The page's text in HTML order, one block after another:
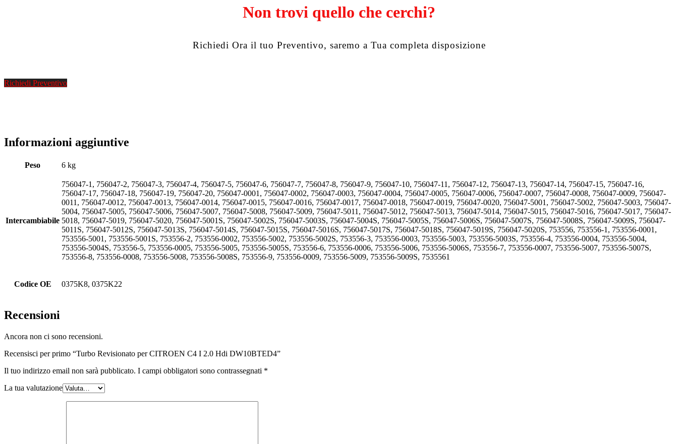
Non trovi quello che cerchi?
Richiedi Ora il tuo Preventivo, saremo a Tua completa disposizione
Richiedi Preventivo
Informazioni aggiuntive
Peso 6 kg
Intercambiabile
756047-1, 756047-2, 756047-3, 756047-4, 756047-5, 756047-6, 756047-7, 756047-8, 756047-9, 756047-10, 756047-11, 756047-12, 756047-13, 756047-14, 756047-15, 756047-16,
756047-17, 756047-18, 756047-19, 756047-20, 756047-0001, 756047-0002, 756047-0003, 756047-0004, 756047-0005, 756047-0006, 756047-0007, 756047-0008, 756047-0009, 756047-
0011, 756047-0012, 756047-0013, 756047-0014, 756047-0015, 756047-0016, 756047-0017, 756047-0018, 756047-0019, 756047-0020, 756047-5001, 756047-5002, 756047-5003, 756047-
5004, 756047-5005, 756047-5006, 756047-5007, 756047-5008, 756047-5009, 756047-5011, 756047-5012, 756047-5013, 756047-5014, 756047-5015, 756047-5016, 756047-5017, 756047-
5018, 756047-5019, 756047-5020, 756047-5001S, 756047-5002S, 756047-5003S, 756047-5004S, 756047-5005S, 756047-5006S, 756047-5007S, 756047-5008S, 756047-5009S, 756047-
5011S, 756047-5012S, 756047-5013S, 756047-5014S, 756047-5015S, 756047-5016S, 756047-5017S, 756047-5018S, 756047-5019S, 756047-5020S, 753556, 753556-1, 753556-0001,
753556-5001, 753556-5001S, 753556-2, 753556-0002, 753556-5002, 753556-5002S, 753556-3, 753556-0003, 753556-5003, 753556-5003S, 753556-4, 753556-0004, 753556-5004,
753556-5004S, 753556-5, 753556-0005, 753556-5005, 753556-5005S, 753556-6, 753556-0006, 753556-5006, 753556-5006S, 753556-7, 753556-0007, 753556-5007, 753556-5007S,
753556-8, 753556-0008, 753556-5008, 753556-5008S, 753556-9, 753556-0009, 753556-5009, 753556-5009S, 7535561
Codice OE 0375K8, 0375K22
Recensioni
Ancora non ci sono recensioni.
Recensisci per primo “Turbo Revisionato per CITROEN C4 I 2.0 Hdi DW10BTED4”
Il tuo indirizzo email non sarà pubblicato. I campi obbligatori sono contrassegnati *
La tua valutazione